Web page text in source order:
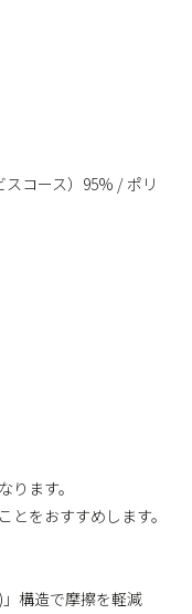
スコース）95% / ポリ
ます。
をおすすめします。
構造で摩擦を軽減